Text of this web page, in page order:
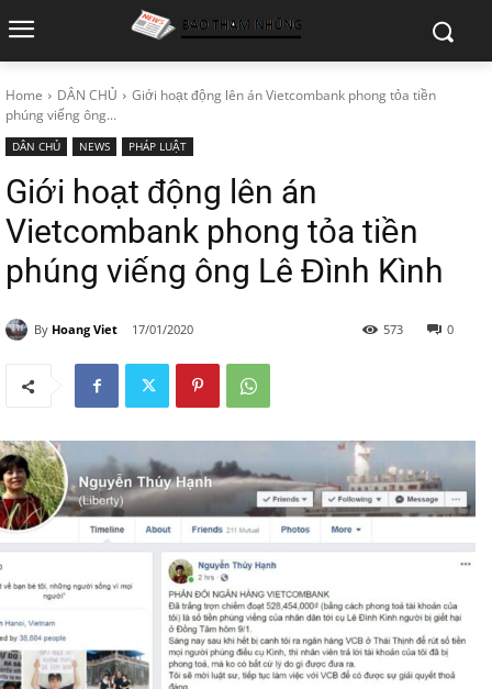
Home DÂN CHỦ
Giới hoạt động lên án Vietcombank phong tỏa tiền
phúng viếng ông...
DÂN CHỦ NEWS PHÁP LUẬT
Giới hoạt động lên án
Vietcombank phong tỏa tiền
phúng viếng ông Lê Đình Kình
By Hoang Viet 17/01/2020 0
573